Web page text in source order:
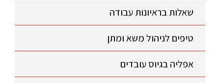
שאלות בראיונות עבודה
טיפים לניהול משא ומתן
אפליה בגיוס עובדים